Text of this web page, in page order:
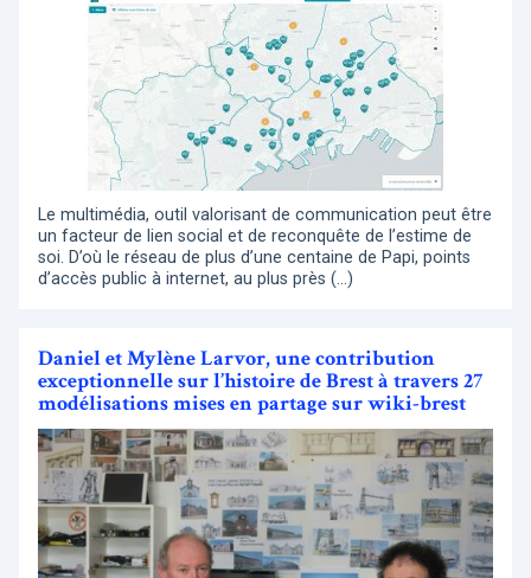
Le multimédia, outil valorisant de communication peut être
un facteur de lien social et de reconquête de l’estime de
soi. D’où le réseau de plus d’une centaine de Papi, points
d’accès public à internet, au plus près (…)
Daniel et Mylène Larvor, une contribution
exceptionnelle sur l’histoire de Brest à travers 27
modélisations mises en partage sur wiki-brest